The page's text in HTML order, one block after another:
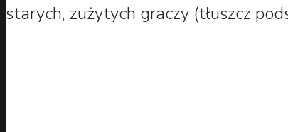
starych, zużytych graczy (tłuszcz